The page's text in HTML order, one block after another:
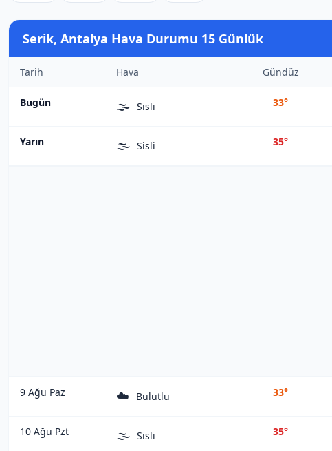
Serik, Antalya Hava Durumu 15 Günlük
Tarih Hava Gündüz
Bugün 🌫️ Sisli 33°
Yarın 🌫️ Sisli 35°
9 Ağu Paz ☁️ Bulutlu 33°
10 Ağu Pzt 🌫️ Sisli 35°